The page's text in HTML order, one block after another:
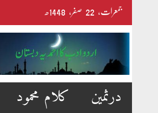
Skip
to
content
جمعرات‬‮، 22 صفر‬،
درثمین کلام محمود